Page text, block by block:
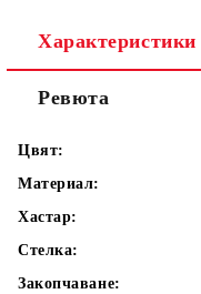
Характеристики
Ревюта
Цвят:
Материал:
Хастар:
Стелка:
Закопчаване: